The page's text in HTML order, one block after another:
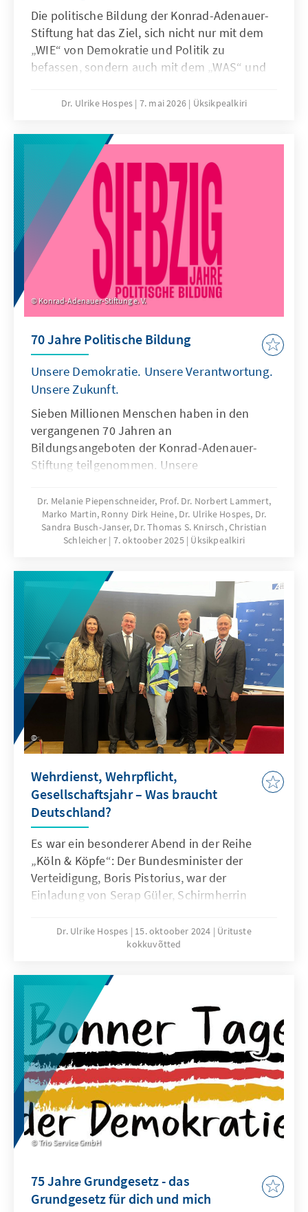
Die politische Bildung der Konrad-Adenauer-
Stiftung hat das Ziel, sich nicht nur mit dem
„WIE“ von Demokratie und Politik zu
befassen, sondern auch mit dem „WAS“ und
vermitteln, sondern auch Voraussetzungen
politisches Handeln. Dies tut sie aus
christlich-demokratischer Verantwortung.
Dabei setzen wir gern auf die Unterstützung
von FSJPlern, Tagungsleitungen und Praktika
im Rahmen eines Studiums.
Dr. Ulrike Hospes 7. mai 2026 Üksikpealkiri
Konrad-Adenauer-Stiftung e. V.
70 Jahre Politische Bildung
Unsere Demokratie. Unsere Verantwortung.
Unsere Zukunft.
Sieben Millionen Menschen haben in den
vergangenen 70 Jahren an
Bildungsangeboten der Konrad-Adenauer-
Stiftung teilgenommen. Unsere
Engagement, Diskussionsfreude und
kritisches Hinterfragen. Und sie zeigt, wie
klare Werte, neue Formate und lebendige
politische Bildung unsere Demokratie
stärken.
Dr. Melanie Piepenschneider, Prof. Dr. Norbert Lammert,
Marko Martin, Ronny Dirk Heine, Dr. Ulrike Hospes, Dr.
Sandra Busch-Janser, Dr. Thomas S. Knirsch, Christian
Schleicher 7. oktoober 2025 Üksikpealkiri
Wehrdienst, Wehrpflicht,
Gesellschaftsjahr – Was braucht
Deutschland?
Es war ein besonderer Abend in der Reihe
„Köln & Köpfe“: Der Bundesminister der
Verteidigung, Boris Pistorius, war der
Einladung von Serap Güler, Schirmherrin
die Aufstellung der Bundeswehr angesichts
der sicherheitspolitischen Lage zu sprechen.
Wehrdienstes.
Dr. Ulrike Hospes 15. oktoober 2024
Ürituste
kokkuvõtted
Trio Service GmbH
75 Jahre Grundgesetz - das
Grundgesetz für dich und mich